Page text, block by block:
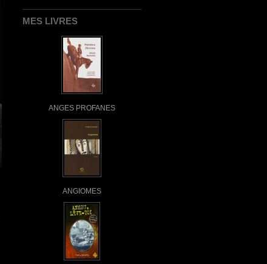
MES LIVRES
ANGES PROFANES
ANGIOMES